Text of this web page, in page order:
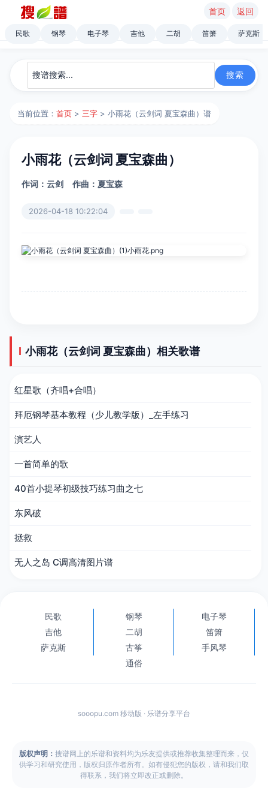
首页 返回
民歌 钢琴 电子琴 吉他 二胡 笛箫 萨克斯
当前位置：首页 > 三字 > 小雨花（云剑词 夏宝森曲）谱
小雨花（云剑词 夏宝森曲）
作词：云剑 作曲：夏宝森
2026-04-18 10:22:04
小雨花（云剑词 夏宝森曲）相关歌谱
红星歌（齐唱+合唱）
拜厄钢琴基本教程（少儿教学版）_左手练习
演艺人
一首简单的歌
40首小提琴初级技巧练习曲之七
东风破
拯救
无人之岛 C调高清图片谱
民歌 钢琴
电子琴
吉他
二胡
笛箫
萨克斯
古筝
手风琴
通俗
sooopu.com 移动版 · 乐谱分享平台
版权声明： 搜谱网上的乐谱和资料均为乐友提供或推荐收集整理而来，仅
供学习和研究使用，版权归原作者所有。如有侵犯您的版权，请和我们取
得联系，我们将立即改正或删除。